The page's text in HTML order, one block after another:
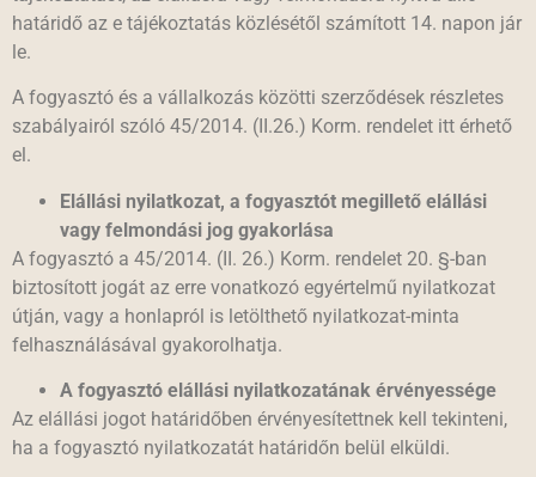
határidő az e tájékoztatás közlésétől számított 14. napon jár
le.
A fogyasztó és a vállalkozás közötti szerződések részletes
szabályairól szóló 45/2014. (II.26.) Korm. rendelet itt érhető
el.
Elállási nyilatkozat, a fogyasztót megillető elállási
vagy felmondási jog gyakorlása
A fogyasztó a 45/2014. (II. 26.) Korm. rendelet 20. §-ban
biztosított jogát az erre vonatkozó egyértelmű nyilatkozat
útján, vagy a honlapról is letölthető nyilatkozat-minta
felhasználásával gyakorolhatja.
A fogyasztó elállási nyilatkozatának érvényessége
Az elállási jogot határidőben érvényesítettnek kell tekinteni,
ha a fogyasztó nyilatkozatát határidőn belül elküldi.